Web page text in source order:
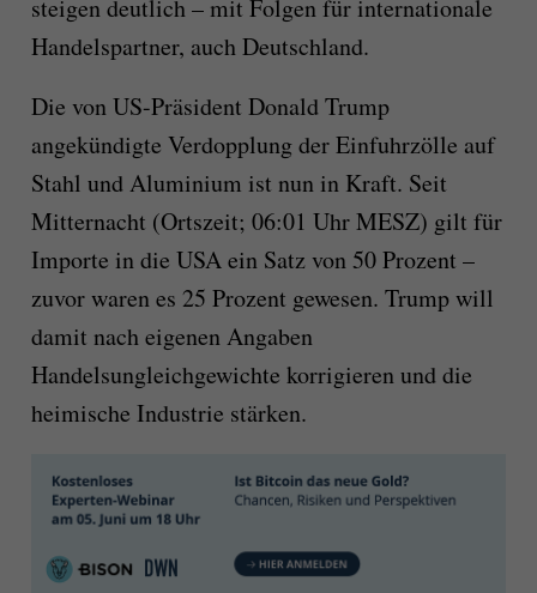
steigen deutlich – mit Folgen für internationale
Handelspartner, auch Deutschland.
Die von US-Präsident Donald Trump
angekündigte Verdopplung der Einfuhrzölle auf
Stahl und Aluminium ist nun in Kraft. Seit
Mitternacht (Ortszeit; 06:01 Uhr MESZ) gilt für
Importe in die USA ein Satz von 50 Prozent –
zuvor waren es 25 Prozent gewesen. Trump will
damit nach eigenen Angaben
Handelsungleichgewichte korrigieren und die
heimische Industrie stärken.